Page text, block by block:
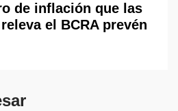
de inflación que las
el BCRA prevén